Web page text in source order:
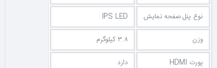
Vision برتری محسوسی به شما می‌دهد.
Wide Color Gamut و پوشش رنگی ۱۱۰٪ sRGB
نوع پنل صفحه نمایش
IPS LED
وزن
۳.۸ کیلوگرم
پورت HDMI
دارد